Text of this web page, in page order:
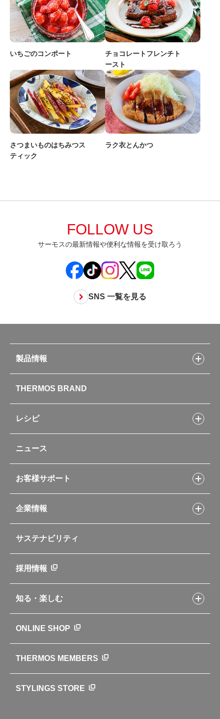
いちごのコンポート
チョコレートフレンチト
ースト
さつまいものはちみつス
ティック
ラク衣とんかつ
FOLLOW US
サーモスの最新情報や便利な情報を受け取ろう
SNS 一覧を見る
製品情報
水筒
お弁当
キッチン用品
ポット・アイスペール
コーヒーメーカー
ソフトクーラー・バッグ
自転車専用ボトル
アパレル小物
新製品一覧
カタログ
THERMOS BRAND
レシピ
フライパンレシピ
シャトルシェフレシピ
スープジャーレシピ
イージースモーカーレシピ
レシピ本のご紹介
ニュース
お客様サポート
交換用部品の購入方法
部品の種類や販売状況を調べる
よくあるご質問・お問い合わせ
企業情報
企業理念
会社概要
ニュース
世界のサーモス
サーモスの歴史
サステナビリティ
採用情報
知る・楽しむ
クラブサーモス
WEBマガジン
お弁当にエールを込めて
ONLINE SHOP
THERMOS MEMBERS
STYLINGS STORE